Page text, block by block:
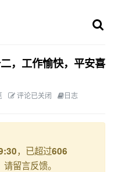
，工作愉快，平安喜
评论已关闭 日志
，已超过606
留言反馈。